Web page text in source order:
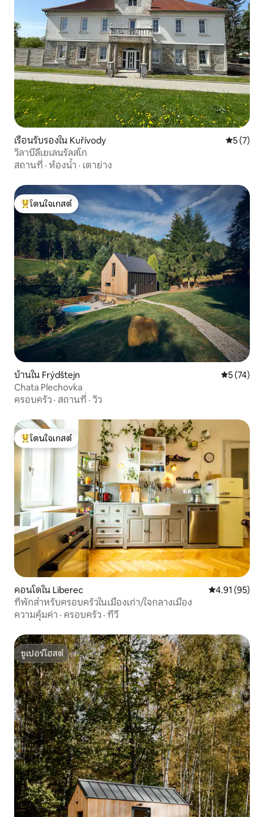
เรือนรับรองใน Kuřívody คะแนนเฉ
5 (7)
วิลาบีลีเยเลนรัลสโก
สถานที่ · ห้องน้ำ · เตาย่าง
โดนใจเกสต์ที่สุด
โดนใจเกสต์
บ้านใน Frýdštejn คะแนนเฉลี่
5 (74)
Chata Plechovka
ครอบครัว · สถานที่ · วิว
โดนใจเกสต์ที่สุด
โดนใจเกสต์
คอนโดใน Liberec คะแนนเฉลี่ย
4.91 (95)
ที่พักสำหรับครอบครัวในเมืองเก่า/ใจกลางเมือง
ความคุ้มค่า · ครอบครัว · ทีวี
ซูเปอร์โฮสต์
ซูเปอร์โฮสต์